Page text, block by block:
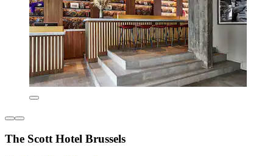
The Scott Hotel Brussels